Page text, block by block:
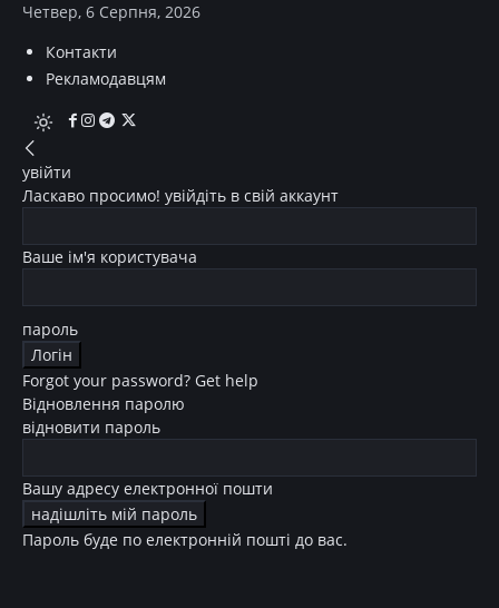
Четвер, 6 Серпня, 2026
Контакти
Рекламодавцям
увійти
Ласкаво просимо! увійдіть в свій аккаунт
Ваше ім'я користувача
пароль
Forgot your password? Get help
Відновлення паролю
відновити пароль
Вашу адресу електронної пошти
Пароль буде по електронній пошті до вас.